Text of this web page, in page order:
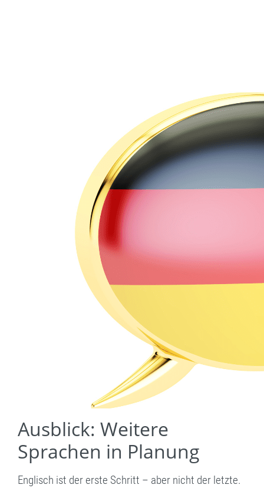
Ausblick: Weitere
Sprachen in Planung
Englisch ist der erste Schritt – aber nicht der letzte.